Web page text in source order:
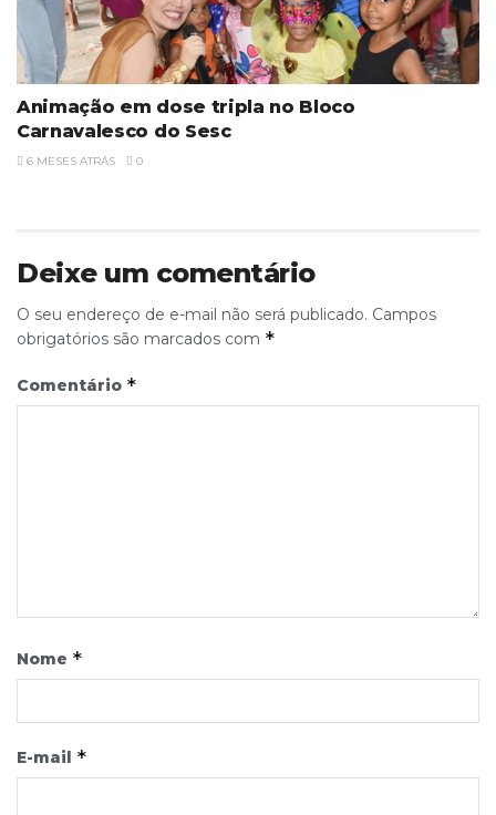
Animação em dose tripla no Bloco
Carnavalesco do Sesc
6 MESES ATRÁS 0
Deixe um comentário
O seu endereço de e-mail não será publicado. Campos
obrigatórios são marcados com *
Comentário *
Nome *
E-mail *